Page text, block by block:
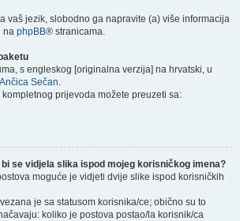
vaš jezik, slobodno ga napravite (a) više informacija
na phpBB® stranicama.
s engleskog [originalna verzija] na hrvatski, u
Ančica Sečan.
prijevoda možete preuzeti sa:
se vidjela slika ispod mojeg korisničkog imena?
moguće je vidjeti dvije slike ispod korisničkih
je sa statusom korisnika/ce; obično su to
koliko je postova postao/la korisnik/ca